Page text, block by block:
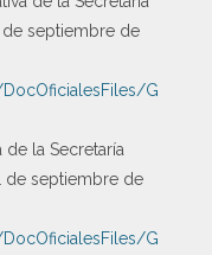
septiembre de
G
de la Secretaría
de septiembre de
G